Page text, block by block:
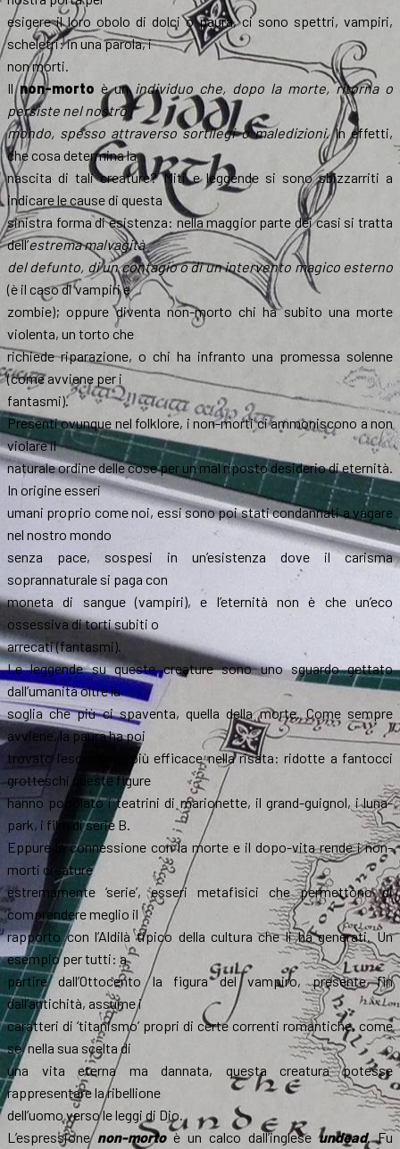
esigere il loro obolo di dolci o paura, ci sono spettri, vampiri,
scheletri: in una parola, i
non morti.
Ilnon-morto è un individuo che, dopo la morte, ritorna o
persiste nel nostro
mondo, spesso attraverso sortilegi o maledizioni. In effetti,
che cosa determina la
nascita di tali creature? Miti e leggende si sono sbizzarriti a
indicare le cause di questa
sinistra forma di esistenza: nella maggior parte dei casi si tratta
dell’estrema malvagità
del defunto, di un contagio o di un intervento magico esterno
(è il caso di vampiri e
zombie); oppure diventa non-morto chi ha subito una morte
violenta, un torto che
richiede riparazione, o chi ha infranto una promessa solenne
(come avviene per i
fantasmi).
Presenti ovunque nel folklore, i non-morti ci ammoniscono a non
violare il
naturale ordine delle cose per un mal riposto desiderio di eternità.
In origine esseri
umani proprio come noi, essi sono poi stati condannati a vagare
nel nostro mondo
senza pace, sospesi in un’esistenza dove il carisma
soprannaturale si paga con
moneta di sangue (vampiri), e l’eternità non è che un’eco
ossessiva di torti subiti o
arrecati (fantasmi).
Le leggende su queste creature sono uno sguardo gettato
dall’umanità oltre la
soglia che più ci spaventa, quella della morte. Come sempre
avviene, la paura ha poi
trovato l’esorcismo più efficace nella risata: ridotte a fantocci
grotteschi queste figure
hanno popolato i teatrini di marionette, il grand-guignol, i luna-
park, i film di serie B.
Eppure la connessione con la morte e il dopo-vita rende i non-
morti creature
estremamente ‘serie’, esseri metafisici che permettono di
comprendere meglio il
rapporto con l’Aldilà tipico della cultura che li ha generati. Un
esempio per tutti: a
partire dall’Ottocento la figura del vampiro, presente fin
dall’antichità, assume i
caratteri di ‘titanismo’ propri di certe correnti romantiche, come
se, nella sua scelta di
una vita eterna ma dannata, questa creatura potesse
rappresentare la ribellione
dell’uomo verso le leggi di Dio.
L’espressionenon-mortoè un calco dall’ingleseundead. Fu